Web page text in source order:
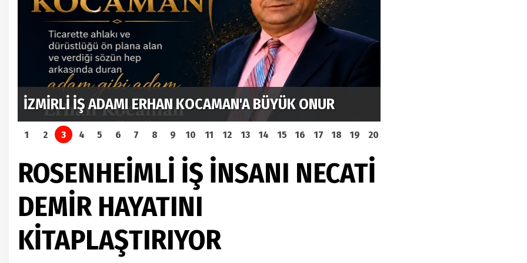
İznik Mehter Takımı Münih’te Tarihi Bir Konserle
Gönülleri Fethetti
1 2 3 4 5 6 7 8 9 10 11 12 13 14 15 16 17 18 19 20
ROSENHEİMLİ İŞ İNSANI NECATİ
DEMİR HAYATINI
KİTAPLAŞTIRIYOR